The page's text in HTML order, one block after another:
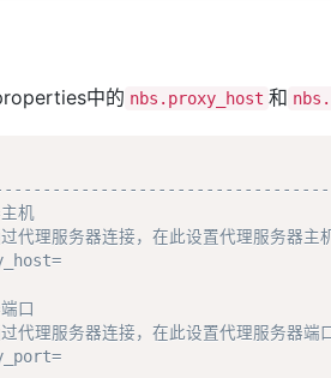
中的 nbs.proxy_host 和
机
代理服务器连接，在此设置代理服务器主
口
代理服务器连接，在此设置代理服务器端